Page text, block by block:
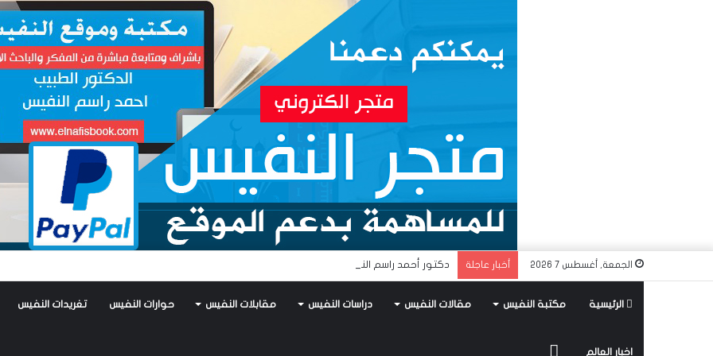
الجمعة, أغسطس 7 2026 أخبار عاجلة دكتور أحمد راسم النفيس يكتب: جواز عتريس من فؤادة باطل!! وجواز براقش من حُنين فاشل!!
الرئيسية مكتبة النفيس مقالات النفيس دراسات النفيس مقابلات النفيس حوارات النفيس تغريدات النفيس
اخبار العالم